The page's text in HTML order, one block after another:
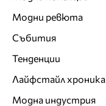
Модни ревюта
Събития
Тенденции
Лайфстайл хроника
Модна индустрия